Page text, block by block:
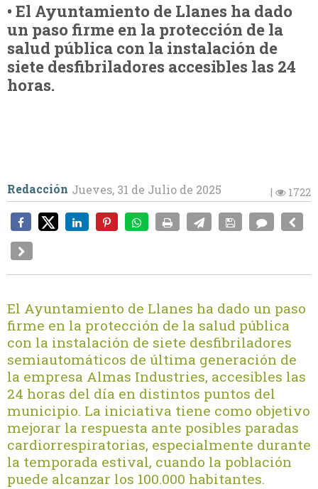
• El Ayuntamiento de Llanes ha dado
un paso firme en la protección de la
salud pública con la instalación de
siete desfibriladores accesibles las 24
horas.
Redacción | 1722
Jueves, 31 de Julio de 2025
El Ayuntamiento de Llanes ha dado un paso
firme en la protección de la salud pública
con la instalación de siete desfibriladores
semiautomáticos de última generación de
la empresa Almas Industries, accesibles las
24 horas del día en distintos puntos del
municipio. La iniciativa tiene como objetivo
mejorar la respuesta ante posibles paradas
cardiorrespiratorias, especialmente durante
la temporada estival, cuando la población
puede alcanzar los 100.000 habitantes.